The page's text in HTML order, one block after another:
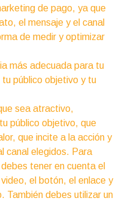
de pago, ya que
el mensaje y el canal
de medir y optimizar
más adecuada para tu
público objetivo y tu
sea atractivo,
público objetivo, que
que incite a la acción y
canal elegidos. Para
tener en cuenta el
el botón, el enlace y
También debes utilizar un